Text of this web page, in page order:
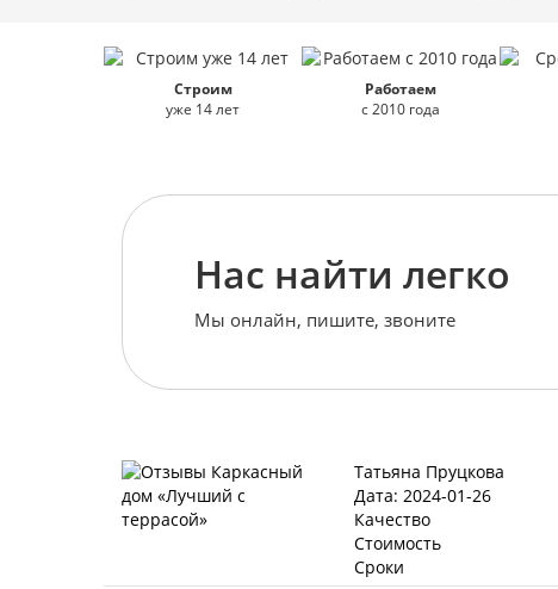
Строим
уже 14 лет
Работаем
с 2010 года
Нас найти легко
Мы онлайн, пишите, звоните
Татьяна Пруцкова
Дата: 2024-01-26
Качество
Стоимость
Сроки